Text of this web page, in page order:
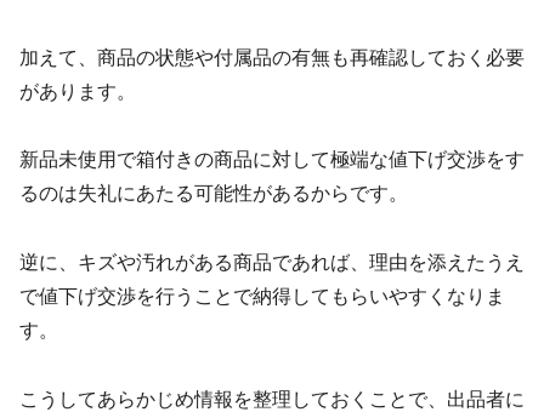
加えて、商品の状態や付属品の有無も再確認しておく必要
があります。
新品未使用で箱付きの商品に対して極端な値下げ交渉をす
るのは失礼にあたる可能性があるからです。
逆に、キズや汚れがある商品であれば、理由を添えたうえ
で値下げ交渉を行うことで納得してもらいやすくなりま
す。
こうしてあらかじめ情報を整理しておくことで、出品者に